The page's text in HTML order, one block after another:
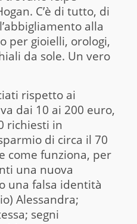
C’è di tutto, di
alla
per gioielli, orologi,
da sole. Un vero
rispetto ai
dai 10 ai 200 euro,
richiesti in
di circa il 70
come funziona, per
una nuova
una falsa identità
Alessandra;
segni